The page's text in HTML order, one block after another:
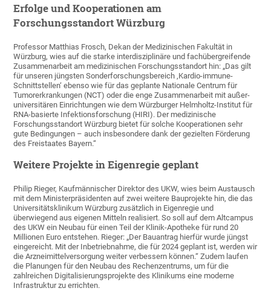
Erfolge und Kooperationen am
Forschungsstandort Würzburg
Professor Matthias Frosch, Dekan der Medizinischen Fakultät in
Würzburg, wies auf die starke interdisziplinäre und fachübergreifende
Zusammenarbeit am medizinischen Forschungsstandort hin: „Das gilt
für unseren jüngsten Sonderforschungsbereich ‚Kardio-immune-
Schnittstellen‘ ebenso wie für das geplante Nationale Centrum für
Tumorerkrankungen (NCT) oder die enge Zusammenarbeit mit außer-
universitären Einrichtungen wie dem Würzburger Helmholtz-Institut für
RNA-basierte Infektionsforschung (HIRI). Der medizinische
Forschungsstandort Würzburg bietet für solche Kooperationen sehr
gute Bedingungen – auch insbesondere dank der gezielten Förderung
des Freistaates Bayern.“
Weitere Projekte in Eigenregie geplant
Philip Rieger, Kaufmännischer Direktor des UKW, wies beim Austausch
mit dem Ministerpräsidenten auf zwei weitere Bauprojekte hin, die das
Universitätsklinikum Würzburg zusätzlich in Eigenregie und
überwiegend aus eigenen Mitteln realisiert. So soll auf dem Altcampus
des UKW ein Neubau für einen Teil der Klinik-Apotheke für rund 20
Millionen Euro entstehen. Rieger: „Der Bauantrag hierfür wurde jüngst
eingereicht. Mit der Inbetriebnahme, die für 2024 geplant ist, werden wir
die Arzneimittelversorgung weiter verbessern können.“ Zudem laufen
die Planungen für den Neubau des Rechenzentrums, um für die
zahlreichen Digitalisierungsprojekte des Klinikums eine moderne
Infrastruktur zu errichten.